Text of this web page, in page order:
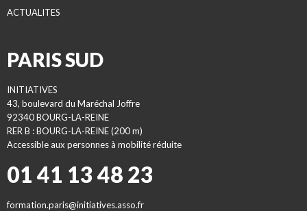
ACTUALITES
PARIS SUD
INITIATIVES
43, boulevard du Maréchal Joffre
92340 BOURG-LA-REINE
RER B : BOURG-LA-REINE (200 m)
Accessible aux personnes à mobilité réduite
01 41 13 48 23
formation.paris@initiatives.asso.fr